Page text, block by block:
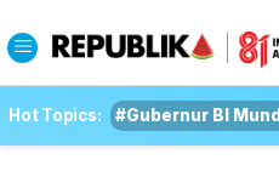
Hot Topics: #Gubernur BI